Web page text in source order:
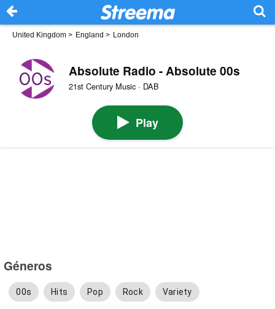
United Kingdom > England > London
Absolute Radio - Absolute 00s
21st Century Music · DAB
Play
Géneros
00s Hits Pop Rock Variety